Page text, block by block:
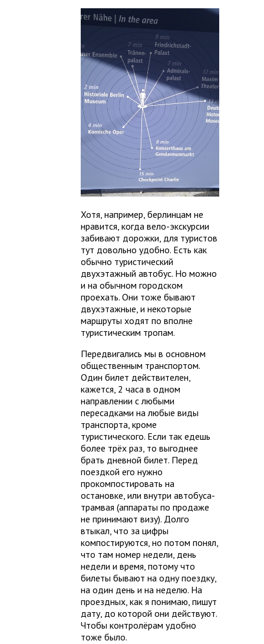
Хотя, например, берлинцам не
нравится, когда вело-экскурсии
забивают дорожки, для туристов
тут довольно удобно. Есть как
обычно туристический
двухэтажный автобус. Но можно
и на обычном городском
проехать. Они тоже бывают
двухэтажные, и некоторые
маршруты ходят по вполне
туристическим тропам.
Передвигались мы в основном
общественным транспортом.
Один билет действителен,
кажется, 2 часа в одном
направлении с любыми
пересадками на любые виды
транспорта, кроме
туристического. Если так едешь
более трёх раз, то выгоднее
брать дневной билет. Перед
поездкой его нужно
прокомпостировать на
остановке, или внутри автобуса-
трамвая (аппараты по продаже
не принимают визу). Долго
втыкал, что за цифры
компостируются, но потом понял,
что там номер недели, день
недели и время, потому что
билеты бывают на одну поездку,
на один день и на неделю. На
проездных, как я понимаю, пишут
дату, до которой они действуют.
Чтобы контролёрам удобно
тоже было.